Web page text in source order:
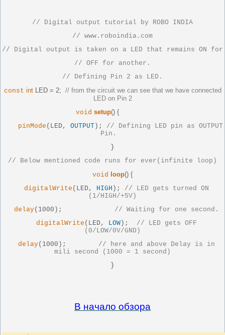
// Digital output tutorial by ROBO INDIA
// www.roboindia.com
// Digital output is taken on a LED that remains ON for
// OFF for another.
// Defining Pin 2 as LED.
const intLED = 2; // from the circuit we can see that we have connected
LED on Pin 2
void setup() {
pinMode (LED, OUTPUT ); // Defining LED pin as OUTPUT
Pin.
}
// Below mentioned code runs for ever(infinite loop)
void loop() {
digitalWrite (LED, HIGH ); // LED gets turned ON
(1/HIGH/+5V)
delay(1000); // Waiting for one second.
digitalWrite (LED, LOW ); // LED gets OFF
(0/LOW/0V/GND)
delay(1000); // here and above Delay is in
mili second (1000 = 1 second)
}
В начало обзора